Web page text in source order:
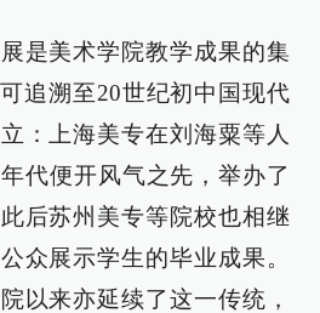
是美术学院教学成果的集
追溯至20世纪初中国现代
：上海美专在刘海粟等人
代便开风气之先，举办了
后苏州美专等院校也相继
众展示学生的毕业成果。
以来亦延续了这一传统，